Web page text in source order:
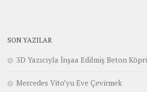
SON YAZILAR
3D Yazıcıyla İnşaa Edilmiş Beton
Mercedes Vito’yu Eve Çevirmek